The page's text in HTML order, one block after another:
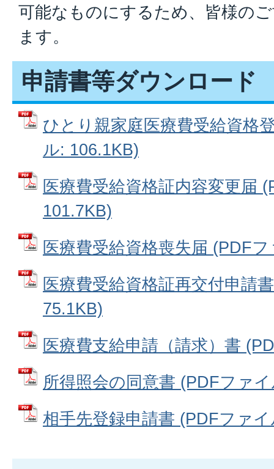
可能なものにするため、皆様の
ます。
申請書等ダウンロード
ひとり親家庭医療費受給資格
ル: 106.1KB)
医療費受給資格証内容変更届
101.7KB)
医療費受給資格喪失届 (PDF
医療費受給資格証再交付申請
75.1KB)
医療費支給申請（請求）書
所得照会の同意書 (PDFファ
相手先登録申請書 (PDFファ